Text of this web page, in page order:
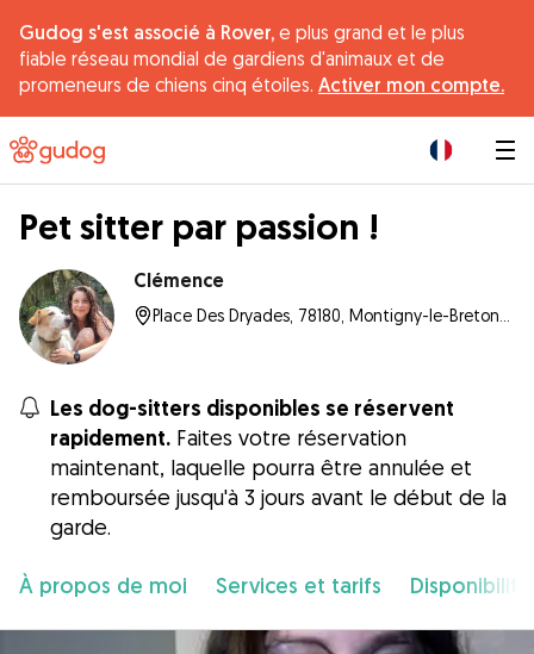
Gudog s'est associé à Rover, e plus grand et le plus
fiable réseau mondial de gardiens d'animaux et de
promeneurs de chiens cinq étoiles. Activer mon compte.
Pet sitter par passion !
Clémence
Les dog-sitters disponibles se réservent
rapidement. Faites votre réservation
maintenant, laquelle pourra être annulée et
remboursée jusqu'à 3 jours avant le début de la
garde.
À propos de moi Services et tarifs Disponibilité